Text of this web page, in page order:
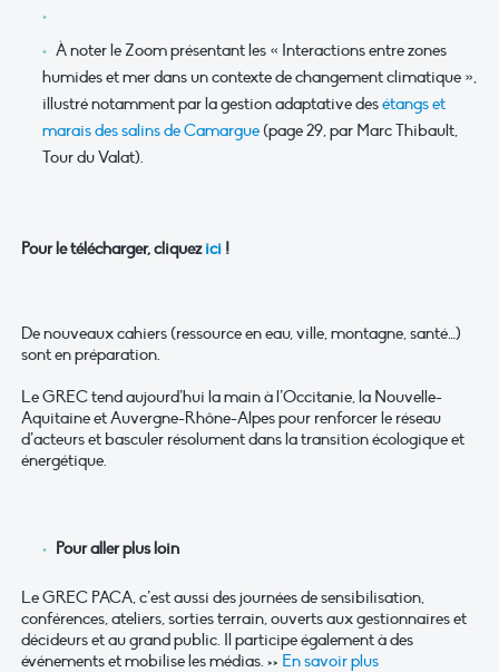
À noter le Zoom présentant les « Interactions entre zones
humides et mer dans un contexte de changement climatique »,
illustré notamment par la gestion adaptative desétangs et
marais des salins de Camargue(page 29, par Marc Thibault,
Tour du Valat).
Pour le télécharger, cliquezici !
De nouveaux cahiers (ressource en eau, ville, montagne, santé…)
sont en préparation.
Le GREC tend aujourd’hui la main à l’Occitanie, la Nouvelle-
Aquitaine et Auvergne-Rhône-Alpes pour renforcer le réseau
d’acteurs et basculer résolument dans la transition écologique et
énergétique.
Pour aller plus loin
Le GREC PACA, c’est aussi des journées de sensibilisation,
conférences, ateliers, sorties terrain, ouverts aux gestionnaires et
décideurs et au grand public. Il participe également à des
événements et mobilise les médias. >> En savoir plus